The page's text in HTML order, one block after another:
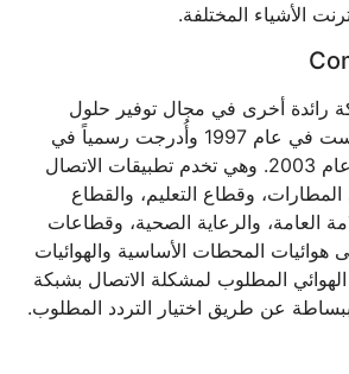
الأشياء المختلفة.
رائدة أخرى في مجال توفير حلول
الاتصال اللاسلكي تأسست في عام 1997 وأُدرجت رسمياً في
بورصة هونغ كونغ في عام 2003. وهي تخدم تطبيقات الاتصال
وقطاع التعليم، والقطاع
العامة، والرعاية الصحية، وقطاعات
هوائيات المحطات الأساسية والهوائيات
الهوائي المطلوب لمشكلة الاتصال بشبكة
عن طريق اختيار التردد المطلوب.